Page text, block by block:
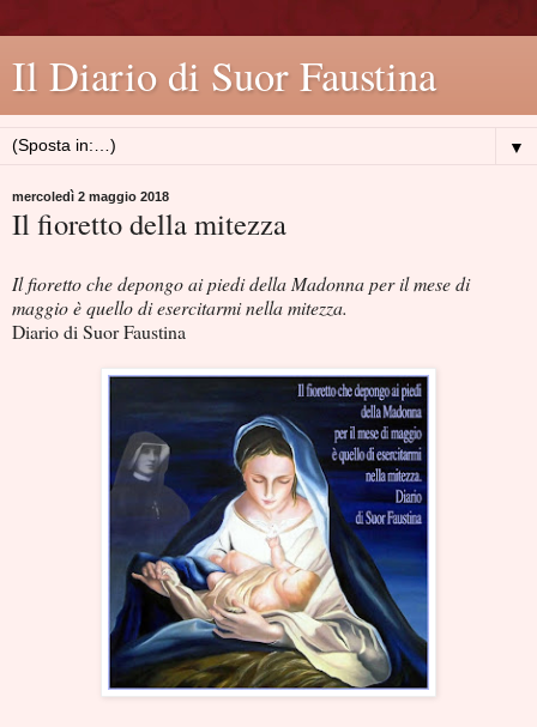
Il Diario di Suor Faustina
▼
mercoledì 2 maggio 2018
Il fioretto della mitezza
Il fioretto che depongo ai piedi della Madonna per il mese di
maggio è quello di esercitarmi nella mitezza.
Diario di Suor Faustina